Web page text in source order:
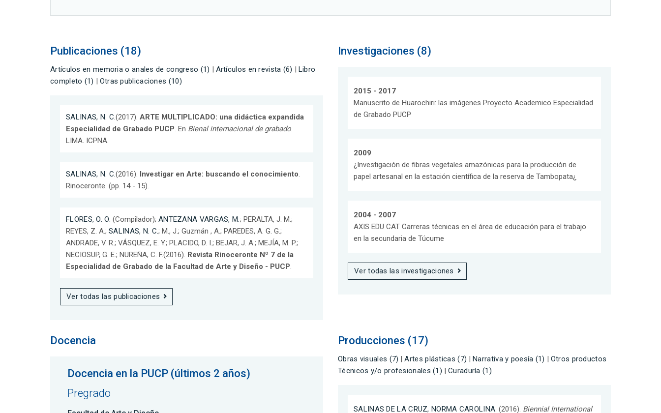
Publicaciones (18)
Artículos en memoria o anales de congreso (1) Artículos en revista (6)
Libro
completo (1)
Otras publicaciones (10)
SALINAS, N. C.(2017).ARTE MULTIPLICADO: una didáctica expandida
Especialidad de Grabado PUCP. En Bienal internacional de grabado.
LIMA. ICPNA.
SALINAS, N. C.(2016). Investigar en Arte: buscando el conocimiento.
Rinoceronte. (pp. 14 - 15).
FLORES, O. O. (Compilador); ANTEZANA VARGAS, M.; PERALTA, J. M.;
REYES, Z. A.; SALINAS, N. C.; M., J.; Guzmán , A.; PAREDES, A. G. G.;
ANDRADE, V. R.; VÁSQUEZ, E. Y.; PLACIDO, D. I.; BEJAR, J. A.; MEJÍA, M. P.;
NECIOSUP, G. E.; NUREÑA, C. F.(2016). Revista Rinoceronte Nº 7 de la
Especialidad de Grabado de la Facultad de Arte y Diseño - PUCP.
Ver todas las publicaciones
Investigaciones (8)
2015 - 2017
Manuscrito de Huarochiri: las imágenes Proyecto Academico Especialidad
de Grabado PUCP
2009
¿Investigación de fibras vegetales amazónicas para la producción de
papel artesanal en la estación científica de la reserva de Tambopata¿
2004 - 2007
AXIS EDU CAT Carreras técnicas en el área de educación para el trabajo
en la secundaria de Túcume
Ver todas las investigaciones
Docencia
Docencia en la PUCP (últimos 2 años)
Pregrado
Producciones (17)
Obras visuales (7) |Artes plásticas (7) Narrativa y poesía (1)
Otros productos
Técnicos y/o profesionales (1) |Curaduría (1)
SALINAS DE LA CRUZ, NORMA CAROLINA. (2016). Biennial International